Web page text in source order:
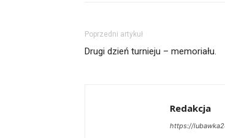
Poprzedni artykuł
Drugi dzień turnieju – memoriału.
Redakcja
https://